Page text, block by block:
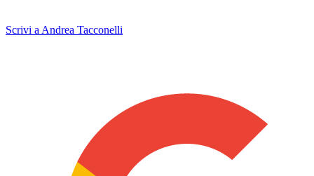
Scrivi a Andrea Tacconelli